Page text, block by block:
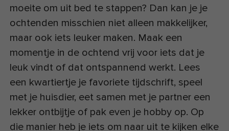
moeite om uit bed te stappen? Dan kan je je
ochtenden misschien niet alleen makkelijker,
maar ook iets leuker maken. Maak een
momentje in de ochtend vrij voor iets dat je
leuk vindt of dat ontspannend werkt. Lees
een kwartiertje je favoriete tijdschrift, speel
met je huisdier, eet samen met je partner een
lekker ontbijtje of pak even je hobby op. Op
die manier heb je iets om naar uit te kijken elke